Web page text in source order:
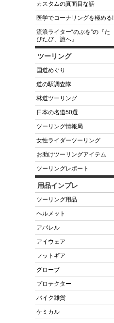
カスタムの真面目な話
医学でコーナリングを極める!
流浪ライター“のぶを”の『た
びたび、旅へ』
ツーリング
国道めぐり
道の駅調査隊
林道ツーリング
日本の名道50選
ツーリング情報局
女性ライダーツーリング
お助けツーリングアイテム
ツーリングレポート
用品インプレ
ツーリング用品
ヘルメット
アパレル
アイウェア
フットギア
グローブ
プロテクター
バイク雑貨
ケミカル